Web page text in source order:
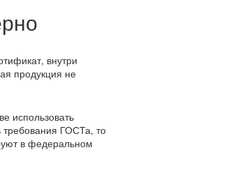
внутри
продукция не
использовать
ГОСТа, то
в федеральном